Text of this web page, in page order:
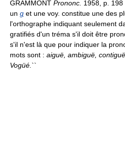
GRAMMONT Prononc. 1958, p. 198
un g et une voy. constitue une des
l'orthographe indiquant seulement
gratifiés d'un tréma s'il doit être
s'il n'est là que pour indiquer la
mots sont : aiguë, ambiguë,
Vogüé. ``